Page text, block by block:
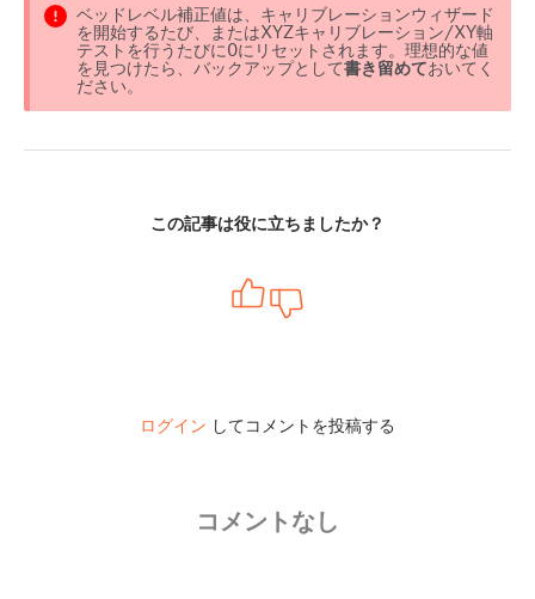
ベッドレベル補正値は、キャリブレーションウィザード
を開始するたび、またはXYZキャリブレーション/XY軸
テストを行うたびに0にリセットされます。理想的な値
を見つけたら、バックアップとして書き留めておいてく
ださい。
この記事は役に立ちましたか？
ログイン してコメントを投稿する
コメントなし